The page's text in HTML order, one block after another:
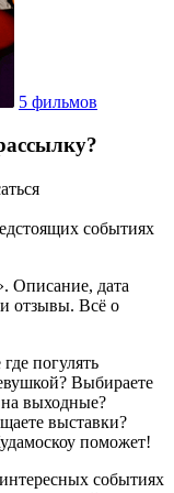
5 фильмов
событиях
Описание, дата
отзывы. Всё о
погулять
Выбираете
выходные?
выставки?
поможет!
событиях